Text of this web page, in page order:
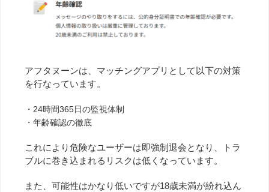
アフタヌーンは、マッチングアプリとして以下の対策
を行なっています。
・24時間365日の監視体制
・年齢確認の徹底
これにより危険なユーザーは即強制退会となり、トラ
ブルに巻き込まれるリスクは低くなっています。
また、可能性はかなり低いですが18歳未満が紛れ込ん